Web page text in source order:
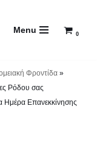
Menu 0
Φροντίδα »
Ρόδου σας
Ημέρα Επανεκκίνησης